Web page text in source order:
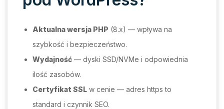
Aktualna wersja PHP (8.x) — wpływa na
szybkość i bezpieczeństwo.
Wydajność — dyski SSD/NVMe i odpowiednia
ilość zasobów.
Certyfikat SSL w cenie — adres https to
standard i czynnik SEO.